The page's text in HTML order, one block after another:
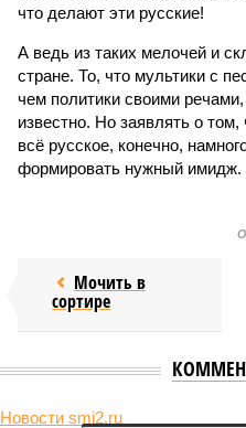
что делают эти русские!
А ведь из таких мелочей и
стране. То, что мультики с
чем политики своими
известно. Но заявлять о том,
всё русское, конечно,
формировать нужный имидж.
Мочить в
сортире
Новости smi2.ru